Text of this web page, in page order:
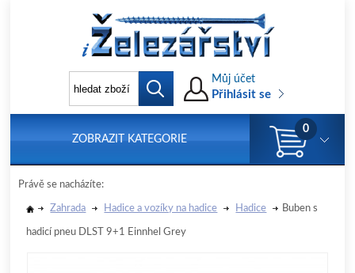
Můj účet
Přihlásit se
ZOBRAZIT KATEGORIE
0
Právě se nacházíte:
Zahrada Hadice a vozíky na hadice Hadice Buben s
hadicí pneu DLST 9+1 Einnhel Grey